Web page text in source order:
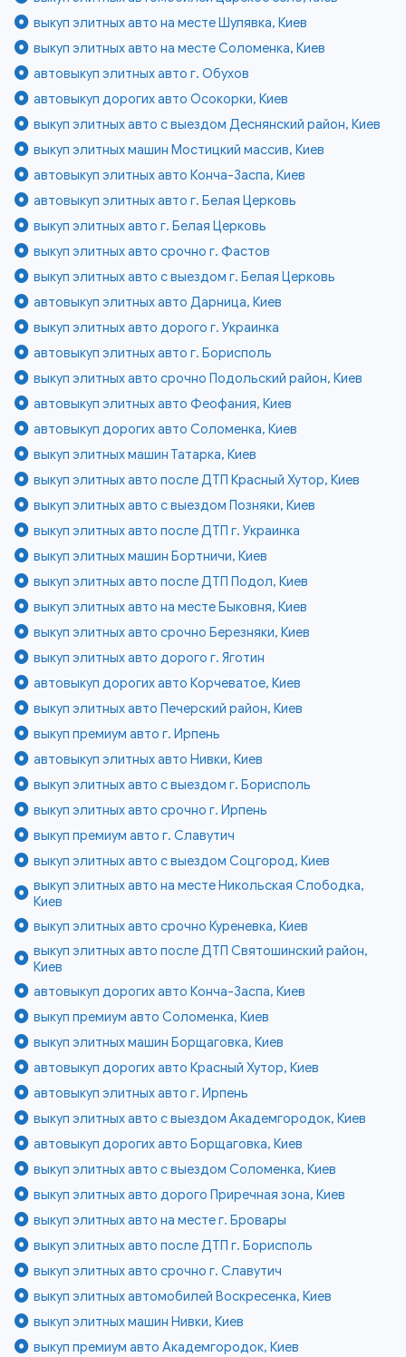
выкуп элитных авто на месте Шулявка, Киев
выкуп элитных авто на месте Соломенка, Киев
автовыкуп элитных авто г. Обухов
автовыкуп дорогих авто Осокорки, Киев
выкуп элитных авто с выездом Деснянский район, Киев
выкуп элитных машин Мостицкий массив, Киев
автовыкуп элитных авто Конча-Заспа, Киев
автовыкуп элитных авто г. Белая Церковь
выкуп элитных авто г. Белая Церковь
выкуп элитных авто срочно г. Фастов
выкуп элитных авто с выездом г. Белая Церковь
автовыкуп элитных авто Дарница, Киев
выкуп элитных авто дорого г. Украинка
автовыкуп элитных авто г. Борисполь
выкуп элитных авто срочно Подольский район, Киев
автовыкуп элитных авто Феофания, Киев
автовыкуп дорогих авто Соломенка, Киев
выкуп элитных машин Татарка, Киев
выкуп элитных авто после ДТП Красный Хутор, Киев
выкуп элитных авто с выездом Позняки, Киев
выкуп элитных авто после ДТП г. Украинка
выкуп элитных машин Бортничи, Киев
выкуп элитных авто после ДТП Подол, Киев
выкуп элитных авто на месте Быковня, Киев
выкуп элитных авто срочно Березняки, Киев
выкуп элитных авто дорого г. Яготин
автовыкуп дорогих авто Корчеватое, Киев
выкуп элитных авто Печерский район, Киев
выкуп премиум авто г. Ирпень
автовыкуп элитных авто Нивки, Киев
выкуп элитных авто с выездом г. Борисполь
выкуп элитных авто срочно г. Ирпень
выкуп премиум авто г. Славутич
выкуп элитных авто с выездом Соцгород, Киев
выкуп элитных авто на месте Никольская Слободка,
Киев
выкуп элитных авто срочно Куреневка, Киев
выкуп элитных авто после ДТП Святошинский район,
Киев
автовыкуп дорогих авто Конча-Заспа, Киев
выкуп премиум авто Соломенка, Киев
выкуп элитных машин Борщаговка, Киев
автовыкуп дорогих авто Красный Хутор, Киев
автовыкуп элитных авто г. Ирпень
выкуп элитных авто с выездом Академгородок, Киев
автовыкуп дорогих авто Борщаговка, Киев
выкуп элитных авто с выездом Соломенка, Киев
выкуп элитных авто дорого Приречная зона, Киев
выкуп элитных авто на месте г. Бровары
выкуп элитных авто после ДТП г. Борисполь
выкуп элитных авто срочно г. Славутич
выкуп элитных автомобилей Воскресенка, Киев
выкуп элитных машин Нивки, Киев
выкуп премиум авто Академгородок, Киев